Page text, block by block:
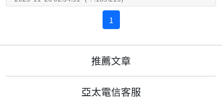
1
推薦文章
亞太電信客服